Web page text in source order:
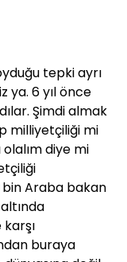
tepki ayrı
ya. 6 yıl önce
Şimdi almak
milliyetçiliği mi
diye mi
bin Araba bakan
buraya